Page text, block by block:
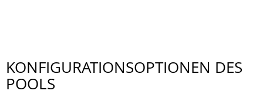
KONFIGURATIONSOPTIONEN DES
POOLS